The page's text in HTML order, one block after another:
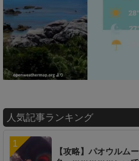
人気記事ランキング
【攻略】パオウルム